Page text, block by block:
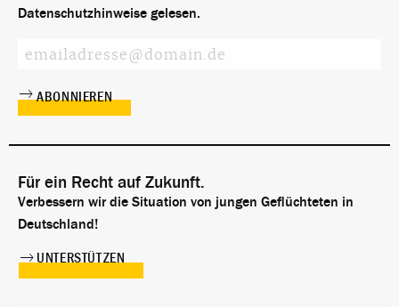
Datenschutzhinweise gelesen.
Für ein Recht auf Zukunft.
Verbessern wir die Situation von jungen Geflüchteten in
Deutschland!
UNTERSTÜTZEN